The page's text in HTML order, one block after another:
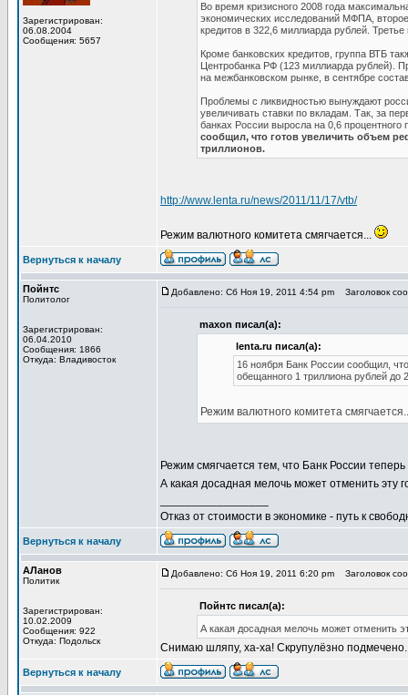
Зарегистрирован:
06.08.2004
Сообщения: 5657
Во время кризисного 2008 года
экономических исследований МФПА,
кредитов в 322,6 миллиарда рублей.
Кроме банковских кредитов, группа ВТБ
Центробанка РФ (123 миллиарда рублей).
на межбанковском рынке, в сентябре
Проблемы с ликвидностью вынуждают
увеличивать ставки по вкладам. Так, за
банках России выросла на 0,6
сообщил, что готов увеличить объем
триллионов.
http://www.lenta.ru/news/2011/11/17/vtb/
Режим валютного комитета смягчается...
Вернуться к началу
Пойнтс
Политолог
Зарегистрирован:
06.04.2010
Сообщения: 1866
Откуда: Владивосток
Добавлено: Сб Ноя 19, 2011 4:54 pm Заголовок
maxon писал(а):
lenta.ru писал(а):
16 ноября Банк России сообщил,
обещанного 1 триллиона рублей до
Режим валютного комитета
Режим смягчается тем, что Банк России
А какая досадная мелочь может отменить эту
Отказ от стоимости в экономике - путь к
Вернуться к началу
АЛанов
Политик
Зарегистрирован:
10.02.2009
Сообщения: 922
Откуда: Подольск
Добавлено: Сб Ноя 19, 2011 6:20 pm Заголовок
Пойнтс писал(а):
А какая досадная мелочь может отменить
Снимаю шляпу, ха-ха! Скрупулёзно
Вернуться к началу